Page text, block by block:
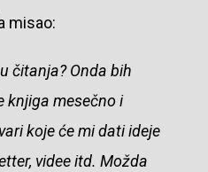
misao:
čitanja? Onda bih
knjiga mesečno i
koje će mi dati ideje
videe itd. Možda